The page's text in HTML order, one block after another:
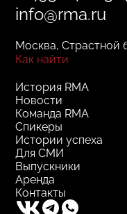
info@rma.ru
Москва, Страстной
Как найти
История RMA
Новости
Команда RMA
Спикеры
Истории успеха
Для СМИ
Выпускники
Аренда
Контакты